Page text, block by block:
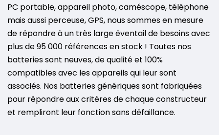
PC portable, appareil photo, caméscope, téléphone
mais aussi perceuse, GPS, nous sommes en mesure
de répondre à un très large éventail de besoins avec
plus de 95 000 références en stock ! Toutes nos
batteries sont neuves, de qualité et 100%
compatibles avec les appareils qui leur sont
associés. Nos batteries génériques sont fabriquées
pour répondre aux critères de chaque constructeur
et rempliront leur fonction sans défaillance.